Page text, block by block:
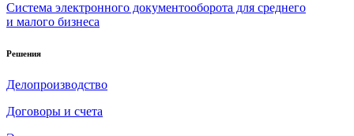
Система электронного документооборота для среднего
и малого бизнеса
Решения
Делопроизводство
Договоры и счета